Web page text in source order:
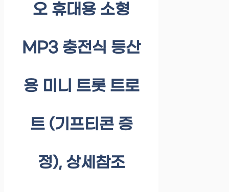
오 휴대용 소형
MP3 충전식 등산
용 미니 트롯 트로
트 (기프티콘 증
정), 상세참조